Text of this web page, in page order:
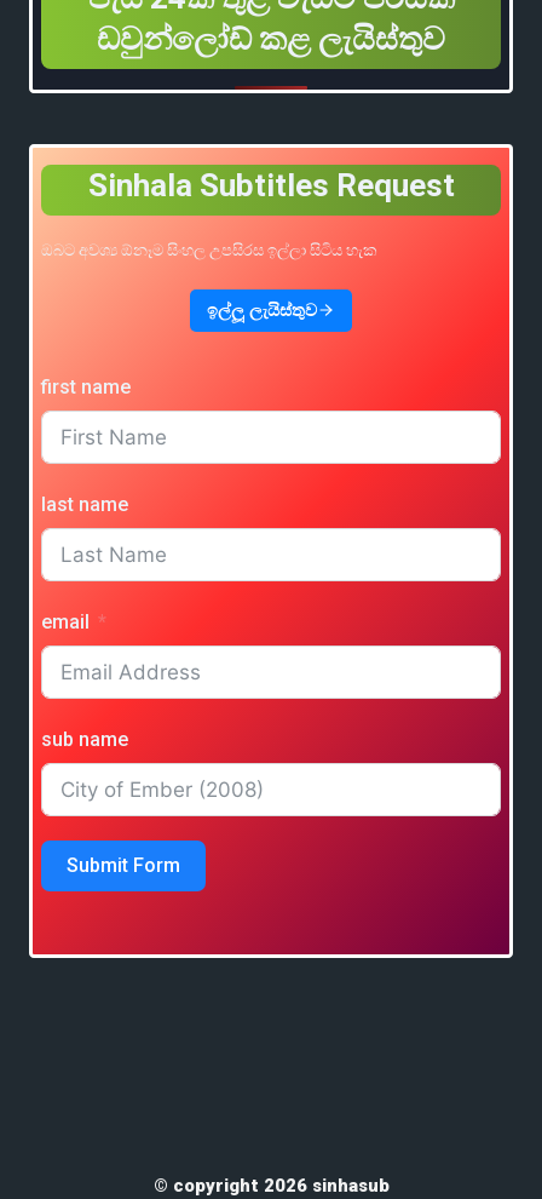
ඩවුන්ලෝඩ් කළ ලැයිස්තුව
Sinhala Subtitles Request
ඔබට අවශ්‍ය ඕනෑම සිංහල උපසිරස ඉල්ලා සිටිය හැක
ඉල්ලූ ලැයිස්තුව
first name
last name
email
sub name
Submit Form
© copyright 2026 sinhasub